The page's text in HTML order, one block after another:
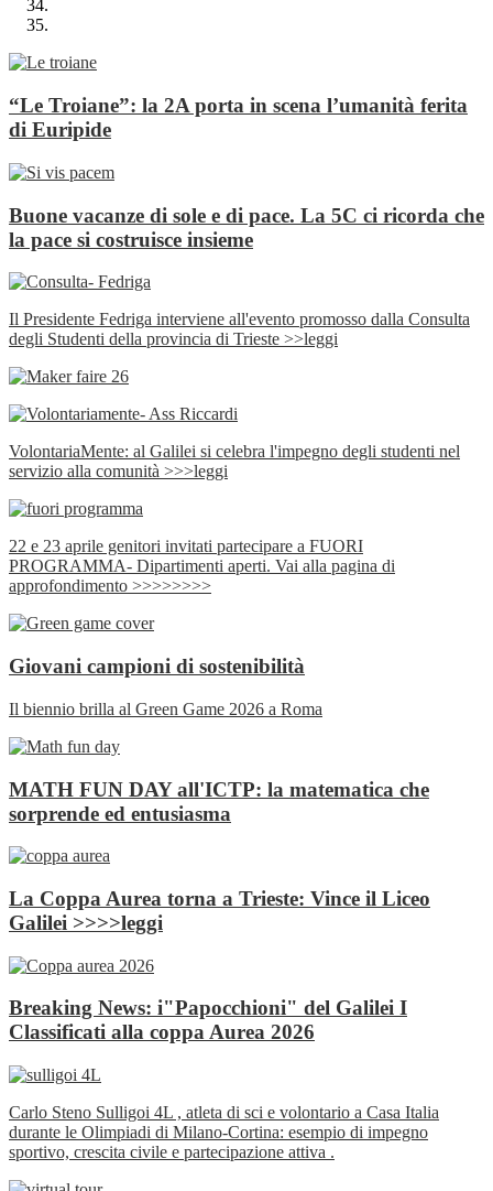
“Le Troiane”: la 2A porta in scena l’umanità ferita
di Euripide
Buone vacanze di sole e di pace. La 5C ci ricorda che
la pace si costruisce insieme
Il Presidente Fedriga interviene all'evento promosso dalla Consulta
degli Studenti della provincia di Trieste >>leggi
VolontariaMente: al Galilei si celebra l'impegno degli studenti nel
servizio alla comunità >>>leggi
22 e 23 aprile genitori invitati partecipare a FUORI
PROGRAMMA- Dipartimenti aperti. Vai alla pagina di
approfondimento >>>>>>>>
Giovani campioni di sostenibilità
Il biennio brilla al Green Game 2026 a Roma
MATH FUN DAY all'ICTP: la matematica che
sorprende ed entusiasma
La Coppa Aurea torna a Trieste: Vince il Liceo
Galilei >>>>leggi
Breaking News: i"Papocchioni" del Galilei I
Classificati alla coppa Aurea 2026
Carlo Steno Sulligoi 4L , atleta di sci e volontario a Casa Italia
durante le Olimpiadi di Milano‑Cortina: esempio di impegno
sportivo, crescita civile e partecipazione attiva .